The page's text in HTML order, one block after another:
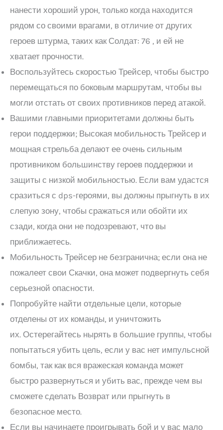
нанести хороший урон, только когда находится
рядом со своими врагами, в отличие от других
героев штурма, таких как Солдат: 76 , и ей не
хватает прочности.
Воспользуйтесь скоростью Трейсер, чтобы быстро
перемещаться по боковым маршрутам, чтобы вы
могли отстать от своих противников перед атакой.
Вашими главными приоритетами должны быть
герои поддержки; Высокая мобильность Трейсер и
мощная стрельба делают ее очень сильным
противником большинству героев поддержки и
защиты с низкой мобильностью. Если вам удастся
сразиться с dps-героями, вы должны прыгнуть в их
слепую зону, чтобы сражаться или обойти их
сзади, когда они не подозревают, что вы
приближаетесь.
Мобильность Трейсер не безгранична; если она не
пожалеет свои Скачки, она может подвергнуть себя
серьезной опасности.
Попробуйте найти отдельные цели, которые
отделены от их команды, и уничтожить
их. Остерегайтесь нырять в большие группы, чтобы
попытаться убить цель, если у вас нет импульсной
бомбы, так как вся вражеская команда может
быстро развернуться и убить вас, прежде чем вы
сможете сделать Возврат или прыгнуть в
безопасное место.
Если вы начинаете проигрывать бой и у вас мало